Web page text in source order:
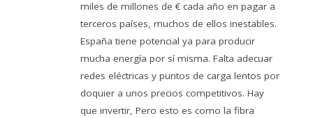
miles de millones de € cada año en pagar a
terceros países, muchos de ellos inestables.
España tiene potencial ya para producir
mucha energía por sí misma. Falta adecuar
redes eléctricas y puntos de carga lentos por
doquier a unos precios competitivos. Hay
que invertir, Pero esto es como la fibra